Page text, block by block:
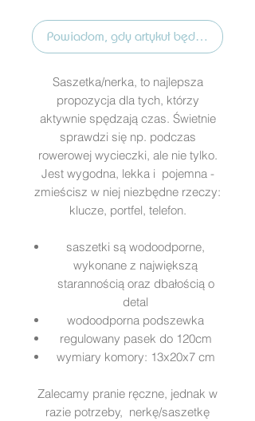
Powiadom, gdy artykuł będzie
Saszetka/nerka, to najlepsza
propozycja dla tych, którzy
aktywnie spędzają czas. Świetnie
sprawdzi się np. podczas
rowerowej wycieczki, ale nie tylko.
Jest wygodna, lekka i pojemna -
zmieścisz w niej niezbędne rzeczy:
klucze, portfel, telefon.
saszetki są wodoodporne,
wykonane z największą
starannością oraz dbałością o
detal
wodoodporna podszewka
regulowany pasek do 120cm
wymiary komory: 13x20x7 cm
Zalecamy pranie ręczne, jednak w
razie potrzeby, nerkę/saszetkę